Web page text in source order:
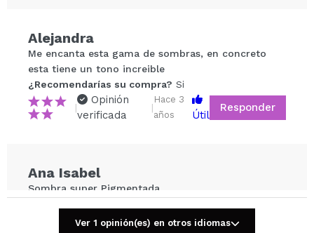
Tu vídeo podría ser el primero. Imagínatelo...
¿Recomendarías su compra? Si No
5/5
Alejandra
Me encanta esta gama de sombras, en concreto
esta tiene un tono increible
¿Recomendarías su compra? Si
|
Opinión
verificada
|
Hace 3
años
Útil
Responder
Ana Isabel
Sombra super Pigmentada
¿Recomendarías su compra?Si
Ver 1 opinión(es) en otros idiomas